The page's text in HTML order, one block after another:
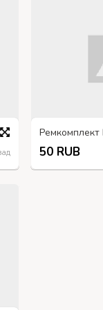
50 RUB